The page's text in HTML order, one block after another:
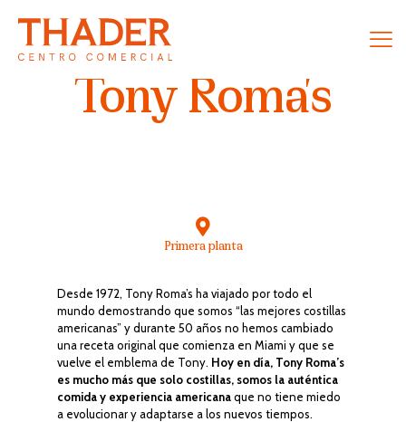
Tony Roma's
Primera planta
Desde 1972, Tony Roma’s ha viajado por todo el
mundo demostrando que somos “las mejores costillas
americanas” y durante 50 años no hemos cambiado
una receta original que comienza en Miami y que se
vuelve el emblema de Tony. Hoy en día, Tony Roma’s
es mucho más que solo costillas, somos la auténtica
comida y experiencia americanaque no tiene miedo
a evolucionar y adaptarse a los nuevos tiempos.